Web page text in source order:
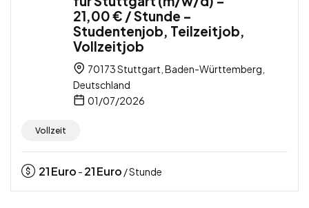
21,00 € / Stunde –
Studentenjob, Teilzeitjob,
Vollzeitjob
70173 Stuttgart, Baden-Württemberg,
Deutschland
01/07/2026
Vollzeit
21Euro - 21Euro / Stunde